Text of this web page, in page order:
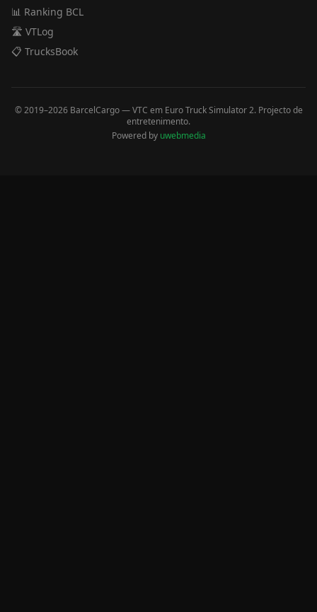
📊 Ranking BCL
🛣️ VTLog
📋 TrucksBook
© 2019–2026BarcelCargo — VTC em Euro Truck Simulator 2. Projecto de
entretenimento.
Powered by uwebmedia